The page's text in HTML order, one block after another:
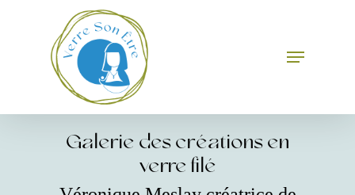
Menu
Galerie des créations en
verre filé